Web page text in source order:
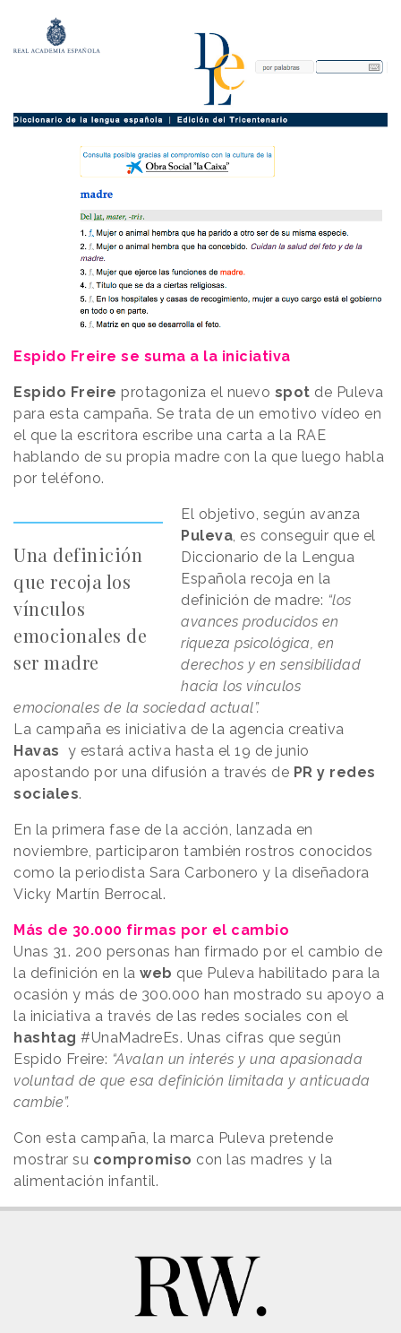
Espido Freire se suma a la iniciativa
Espido Freire protagoniza el nuevo spot de Puleva
para esta campaña. Se trata de un emotivo vídeo en
el que la escritora escribe una carta a la RAE
hablando de su propia madre con la que luego habla
por teléfono.
Una definición
que recoja los
vínculos
emocionales de
ser madre
El objetivo, según avanza
Puleva, es conseguir que el
Diccionario de la Lengua
Española recoja en la
definición de madre: “los
avances producidos en
riqueza psicológica, en
derechos y en sensibilidad
hacia los vínculos
emocionales de la sociedad actual”.
La campaña es iniciativa de la agencia creativa
Havas y estará activa hasta el 19 de junio
apostando por una difusión a través de PR y redes
sociales.
En la primera fase de la acción, lanzada en
noviembre, participaron también rostros conocidos
como la periodista Sara Carbonero y la diseñadora
Vicky Martín Berrocal.
Más de 30.000 firmas por el cambio
Unas 31. 200 personas han firmado por el cambio de
la definición en la web que Puleva habilitado para la
ocasión y más de 300.000 han mostrado su apoyo a
la iniciativa a través de las redes sociales con el
hashtag #UnaMadreEs. Unas cifras que según
Espido Freire: “Avalan un interés y una apasionada
voluntad de que esa definición limitada y anticuada
cambie”.
Con esta campaña, la marca Puleva pretende
mostrar su compromiso con las madres y la
alimentación infantil.